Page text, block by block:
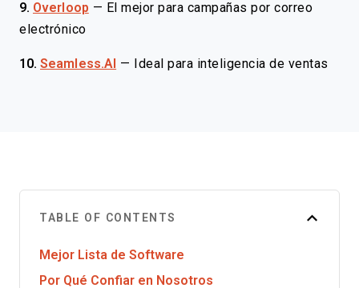
9. Overloop — El mejor para campañas por correo
electrónico
10. Seamless.AI — Ideal para inteligencia de ventas
TABLE OF CONTENTS
Mejor Lista de Software
Por Qué Confiar en Nosotros